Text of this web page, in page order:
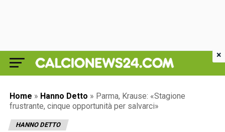
Home » Hanno Detto » Parma, Krause: «Stagione
frustrante, cinque opportunità per salvarci»
HANNO DETTO
×